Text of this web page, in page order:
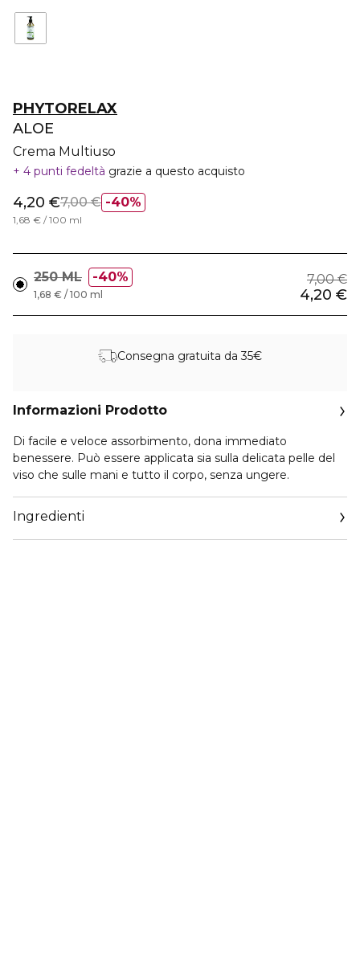
PHYTORELAX
ALOE
Crema Multiuso
4 punti fedeltà grazie a questo acquisto
40%
4,20 €7,00 €
1,68 € / 100 ml
250 ML 40% 7,00 €
4,20 €
1,68 € / 100 ml
Consegna gratuita da 35€
Informazioni Prodotto
Di facile e veloce assorbimento, dona immediato
benessere. Può essere applicata sia sulla delicata pelle del
viso che sulle mani e tutto il corpo, senza ungere.
Ingredienti